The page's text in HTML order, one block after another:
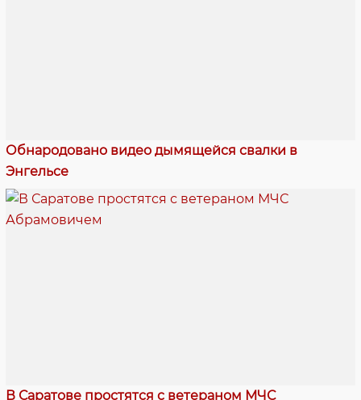
Обнародовано видео дымящейся свалки в
Энгельсе
В Саратове простятся с ветераном МЧС